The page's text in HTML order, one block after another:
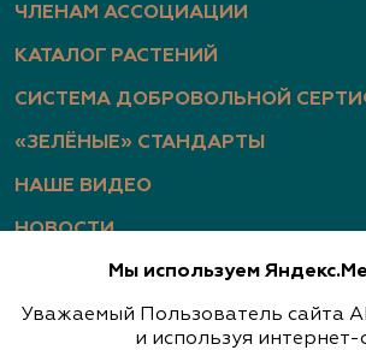
ЧЛЕНАМ АССОЦИАЦИИ
КАТАЛОГ РАСТЕНИЙ
СИСТЕМА ДОБРОВОЛЬНОЙ
«ЗЕЛЁНЫЕ» СТАНДАРТЫ
НАШЕ ВИДЕО
НОВОСТИ
ФОТОГАЛЕРЕЯ
Мы используем
Уважаемый Пользователь сайта
и используя интернет-